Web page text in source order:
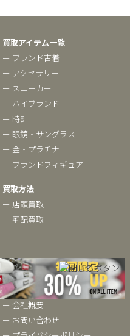
買取アイテム一覧
ー ブランド古着
ー アクセサリー
ー スニーカー
ー ハイブランド
ー 時計
ー 眼鏡・サングラス
ー 金・プラチナ
ー ブランドフィギュア
買取方法
ー 店頭買取
ー 宅配買取
ベクトルについて
ー ブランドコラム
ー 会社概要
ー お問い合わせ